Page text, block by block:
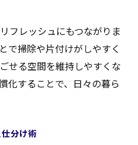
フレッシュにもつながりま
で掃除や片付けがしやすく
せる空間を維持しやすくな
化することで、日々の暮ら
分け術